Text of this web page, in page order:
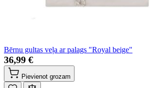
Bērnu gultas veļa ar palags "Royal beige"
36,99 €
Pievienot grozam